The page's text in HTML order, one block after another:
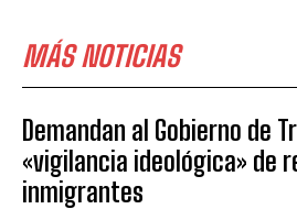
MÁS NOTICIAS
Demandan al Gobierno de
«vigilancia ideológica» de
inmigrantes